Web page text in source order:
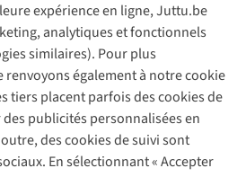
expérience en ligne, Juttu.be
analytiques et fonctionnels
similaires). Pour plus
également à notre cookie
tiers placent parfois des cookies de
publicités personnalisées en
des cookies de suivi sont
En sélectionnant « Accepter